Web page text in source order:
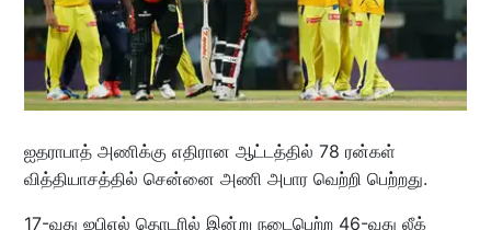
ஐதராபாத் அணிக்கு எதிரான ஆட்டத்தில் 78 ரன்கள்
வித்தியாசத்தில் சென்னை அணி அபார வெற்றி பெற்றது.
17-வது ஐபிஎல் தொடரில் இன்று நடைபெற்ற 46-வது லீக்